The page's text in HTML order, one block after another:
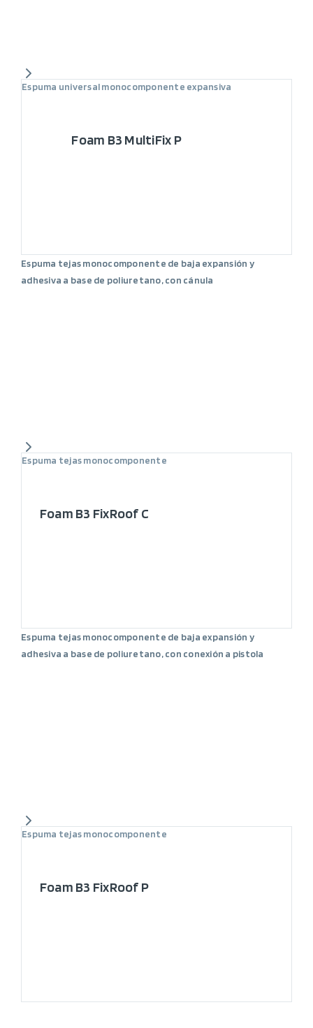
Espuma universal monocomponente expansiva
Foam B3 MultiFix P
Espuma tejas monocomponente de baja expansión y
adhesiva a base de poliuretano, con cánula
Espuma tejas monocomponente
Foam B3 FixRoof C
Espuma tejas monocomponente de baja expansión y
adhesiva a base de poliuretano, con conexión a pistola
Espuma tejas monocomponente
Foam B3 FixRoof P